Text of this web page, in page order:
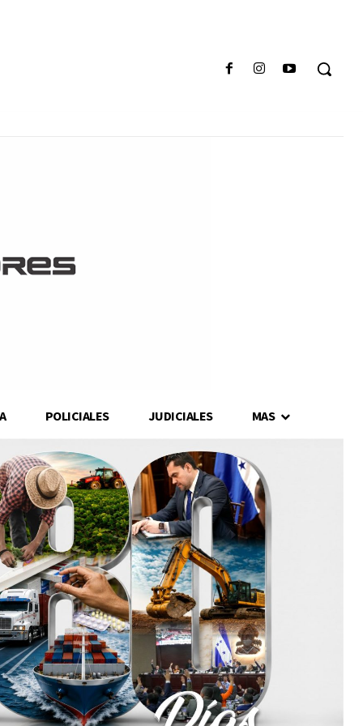
POLICIALES JUDICIALES MAS